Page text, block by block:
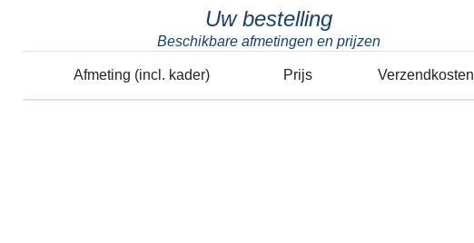
Uw bestelling
Beschikbare afmetingen en prijzen
Afmeting (incl. kader) Prijs Verzendkosten